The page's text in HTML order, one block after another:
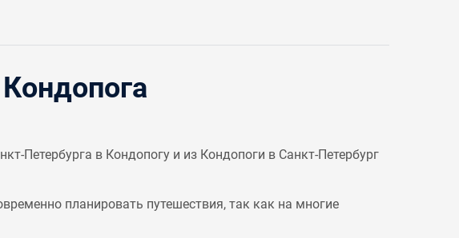
Петербурга в Кондопогу и из Кондопоги в Санкт-Петербург
планировать путешествия, так как на многие